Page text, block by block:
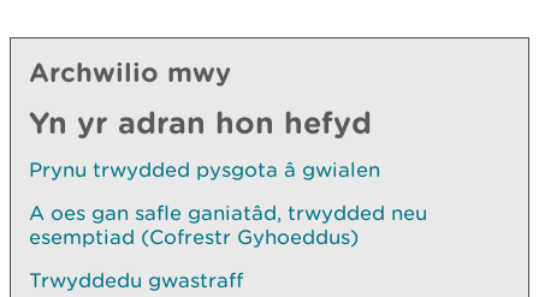
Archwilio mwy
Yn yr adran hon hefyd
Prynu trwydded pysgota â gwialen
A oes gan safle ganiatâd, trwydded neu
esemptiad (Cofrestr Gyhoeddus)
Trwyddedu gwastraff